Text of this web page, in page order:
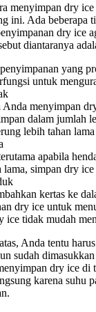
menyimpan dry ice
ini. Ada beberapa
dry ice
diantaranya
yang
untuk
menyimpan
dalam jumlah
lebih tahan
apabila
simpan dry
kertas ke
dry ice untuk
ice tidak mudah
Anda tentu
sudah
dry ice di
karena suhu